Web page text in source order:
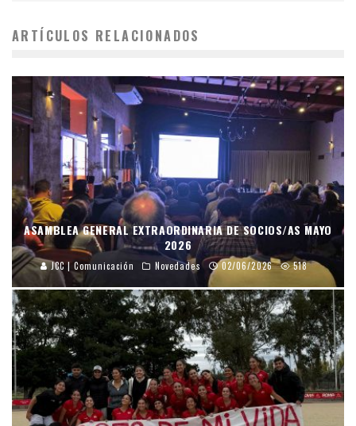
ARTÍCULOS RELACIONADOS
ASAMBLEA GENERAL EXTRAORDINARIA DE SOCIOS/AS MAYO
2026
JCC | Comunicación Novedades 02/06/2026 518